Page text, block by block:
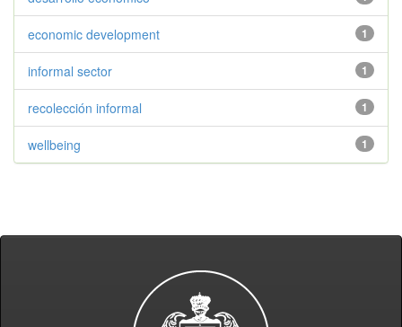
1
economic development
1
informal sector
1
recolección informal
1
wellbeing